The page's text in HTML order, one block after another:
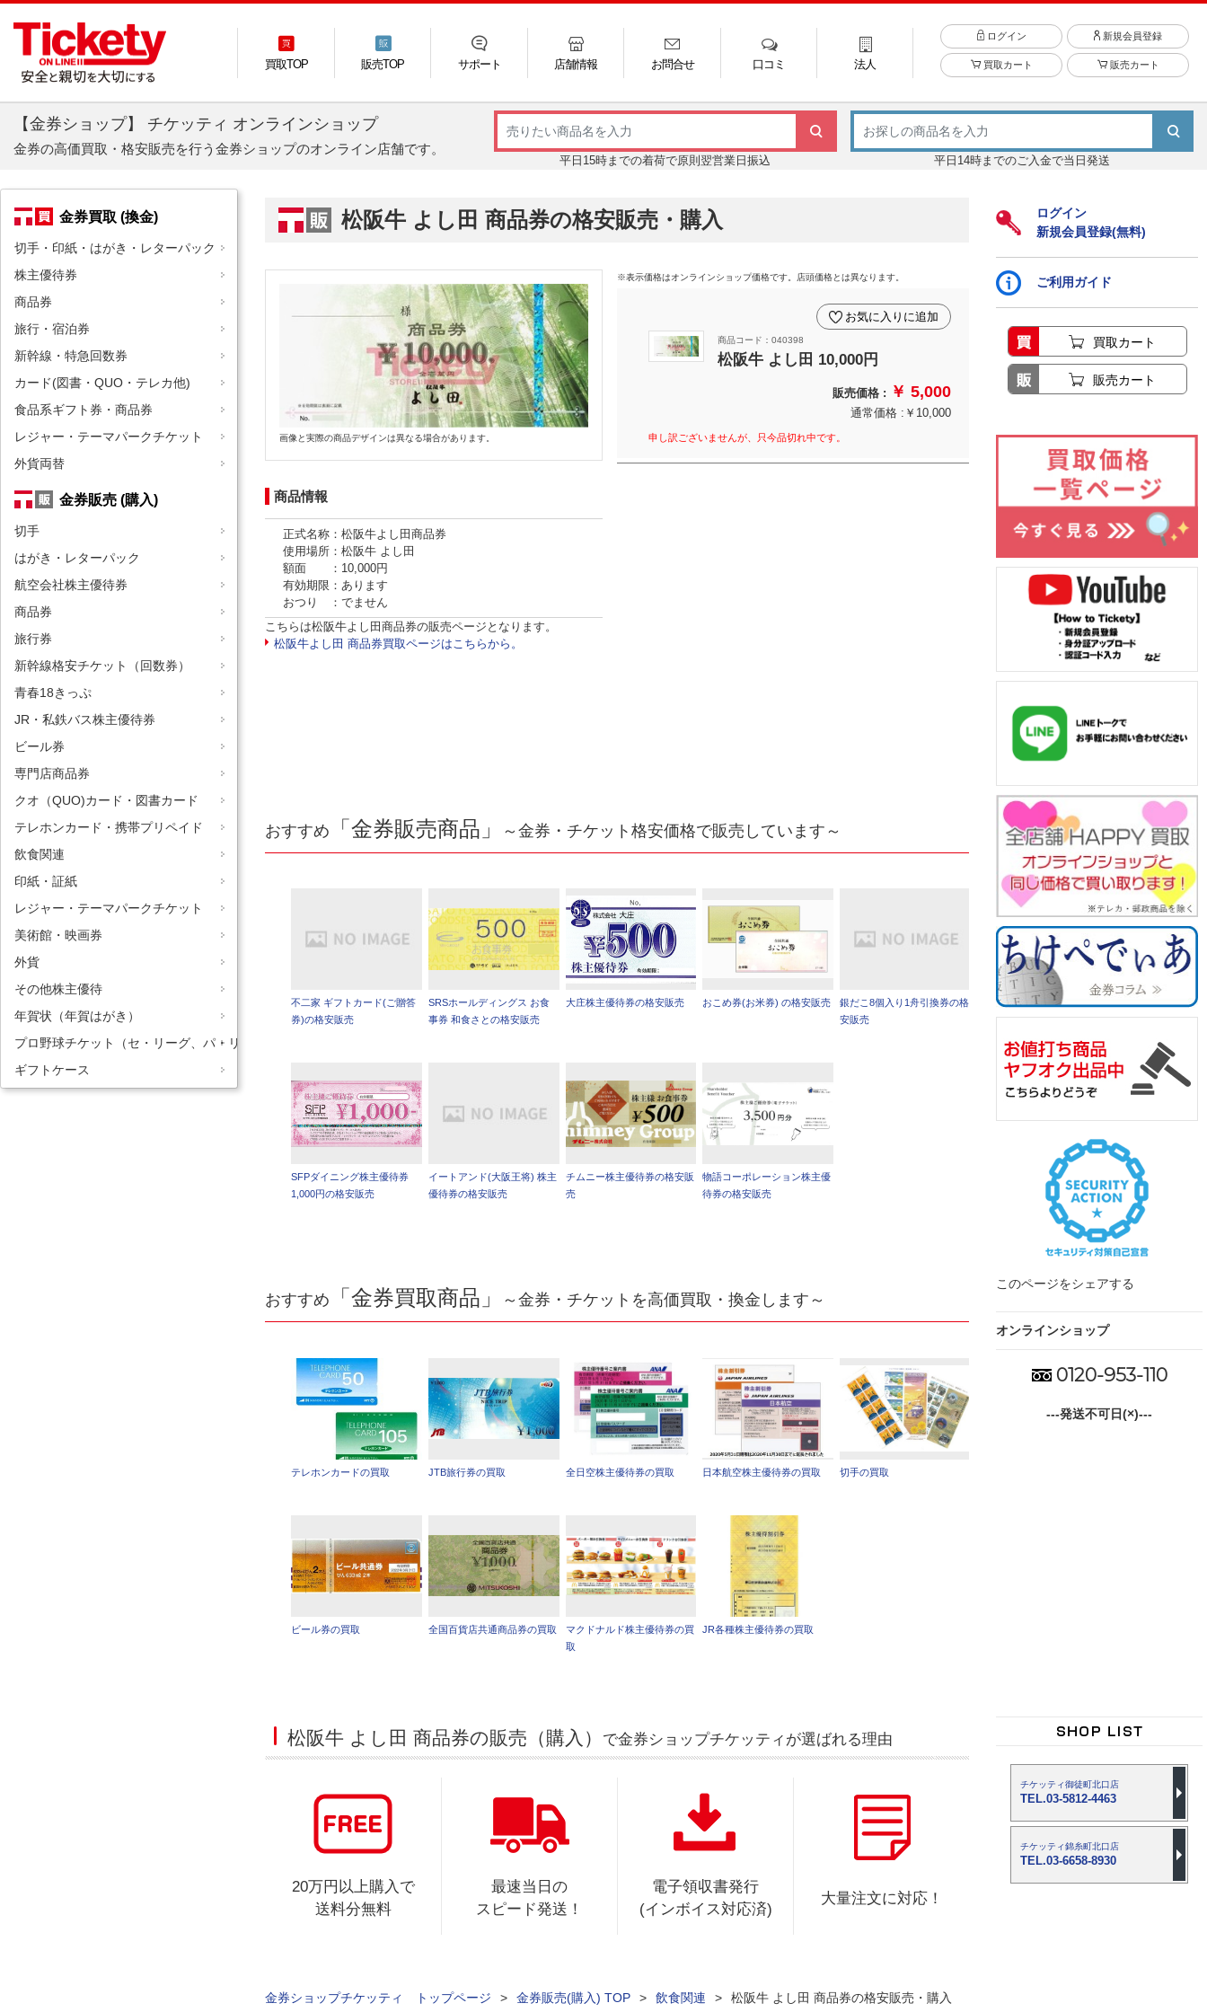
買取TOP 販売TOP サポート
FAQ ご利用ガイド
店舗情報 お問合せ
LINE お電話 メール
口コミ 法人
ログイン 新規会員登録
買取カート 販売カート
【金券ショップ】 チケッティ オンラインショップ
金券の高価買取・格安販売を行う金券ショップのオンライン店舗です。
平日15時までの着荷で原則翌営業日振込 平日14時までのご入金で当日発送
金券買取 (換金)
切手・印紙・はがき・レターパック
株主優待券
商品券
旅行・宿泊券
新幹線・特急回数券
カード(図書・QUO・テレカ他)
食品系ギフト券・商品券
レジャー・テーマパークチケット
外貨両替
金券販売 (購入)
切手
はがき・レターパック
航空会社株主優待券
商品券
旅行券
新幹線格安チケット（回数券）
青春18きっぷ
JR・私鉄バス株主優待券
ビール券
専門店商品券
クオ（QUO)カード・図書カード
テレホンカード・携帯プリペイド
飲食関連
印紙・証紙
レジャー・テーマパークチケット
美術館・映画券
外貨
その他株主優待
年賀状（年賀はがき）
プロ野球チケット（セ・リーグ、パ・リーグ）
ギフトケース
松阪牛 よし田 商品券の格安販売・購入
画像と実際の商品デザインは異なる場合があります。
商品情報
正式名称：松阪牛よし田商品券
使用場所：松阪牛 よし田
額面 ：10,000円
有効期限：あります
おつり ：でません
こちらは松阪牛よし田商品券の販売ページとなります。
松阪牛よし田 商品券買取ページはこちらから。
※表示価格はオンラインショップ価格です。店頭価格とは異なります。
商品コード：040398
松阪牛 よし田 10,000円
お気に入りに追加
販売価格 : ￥ 5,000
通常価格 :￥10,000
申し訳ございませんが、只今品切れ中です。
おすすめ 「金券販売商品」 ～金券・チケット格安価格で販売しています～
不二家 ギフトカード(ご贈答
券)の格安販売
SRSホールディングス お食
事券 和食さとの格安販売
大庄株主優待券の格安販売 おこめ券(お米券) の格安販売
銀だこ8個入り1舟引換券の格
安販売
SFPダイニング株主優待券
1,000円の格安販売
イートアンド(大阪王将) 株主
優待券の格安販売
チムニー株主優待券の格安販
売
物語コーポレーション株主優
待券の格安販売
おすすめ 「金券買取商品」 ～金券・チケットを高価買取・換金します～
テレホンカードの買取 JTB旅行券の買取 全日空株主優待券の買取 日本航空株主優待券の買取 切手の買取
ビール券の買取 全国百貨店共通商品券の買取
マクドナルド株主優待券の買
取
JR各種株主優待券の買取
松阪牛 よし田 商品券の販売（購入） で金券ショップチケッティが選ばれる理由
20万円以上購入で
送料分無料
最速当日の
スピード発送！
電子領収書発行
(インボイス対応済)
大量注文に対応！
金券ショップチケッティ トップページ > 金券販売(購入) TOP > 飲食関連 > 松阪牛 よし田 商品券の格安販売・購入
ログイン
新規会員登録(無料)
ご利用ガイド
買取カート
販売カート
このページをシェアする
オンラインショップ
0120-953-110
---発送不可日(×)---
チケッティ御徒町北口店
TEL.03-5812-4463
チケッティ錦糸町北口店
TEL.03-6658-8930